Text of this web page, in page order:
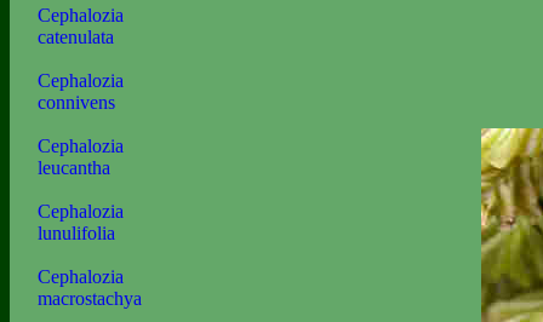
Cephalozia
catenulata
Cephalozia
connivens
Cephalozia
leucantha
Cephalozia
lunulifolia
Cephalozia
macrostachya